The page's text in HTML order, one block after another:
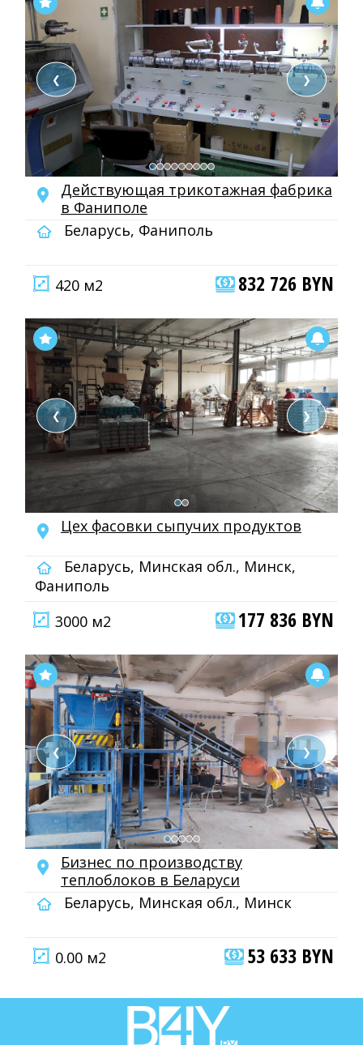
❮ ❯
Действующая трикотажная фабрика
в Фаниполе
Беларусь, Фаниполь
420 м2 832 726 BYN
❮ ❯
Цех фасовки сыпучих продуктов
Беларусь, Минская обл., Минск,
Фаниполь
3000 м2
177 836 BYN
❮ ❯
Бизнес по производству
теплоблоков в Беларуси
Беларусь, Минская обл., Минск
0.00 м2 53 633 BYN